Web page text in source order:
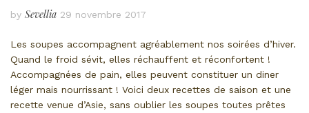
by Sevellia 29 novembre 2017
Les soupes accompagnent agréablement nos soirées d’hiver.
Quand le froid sévit, elles réchauffent et réconfortent !
Accompagnées de pain, elles peuvent constituer un diner
léger mais nourrissant ! Voici deux recettes de saison et une
recette venue d’Asie, sans oublier les soupes toutes prêtes